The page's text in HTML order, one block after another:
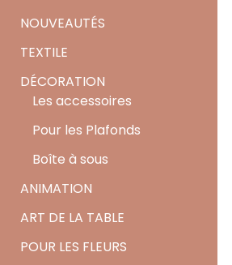
NOUVEAUTÉS
TEXTILE
DÉCORATION
Les accessoires
Pour les Plafonds
Boîte à sous
ANIMATION
ART DE LA TABLE
POUR LES FLEURS